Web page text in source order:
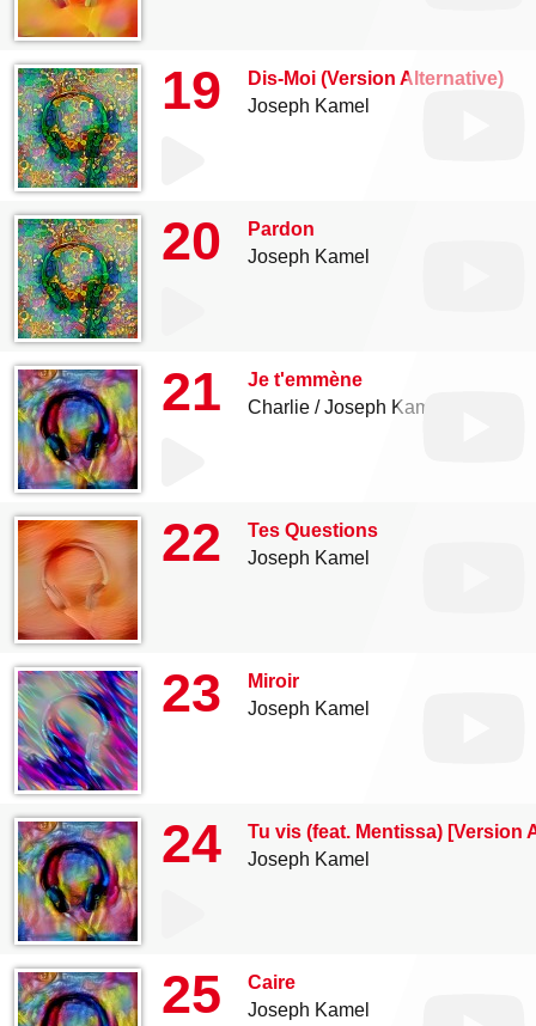
19
Dis-Moi (Version Alternative)
Joseph Kamel
20
Pardon
Joseph Kamel
21
Je t'emmène
Charlie
Joseph Kamel
22
Tes Questions
Joseph Kamel
23
Miroir
Joseph Kamel
24
Tu vis (feat. Mentissa) [Version
Joseph Kamel
25
Caire
Joseph Kamel